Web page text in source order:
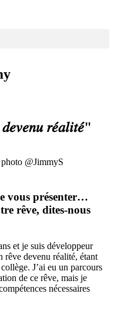
𝑟𝑒́𝑎𝑙𝑖𝑡𝑒́"
@JimmyS
vous présenter…
rêve, dites-nous
et je suis développeur
rêve devenu réalité, étant
J’ai eu un parcours
de ce rêve, mais je
nécessaires